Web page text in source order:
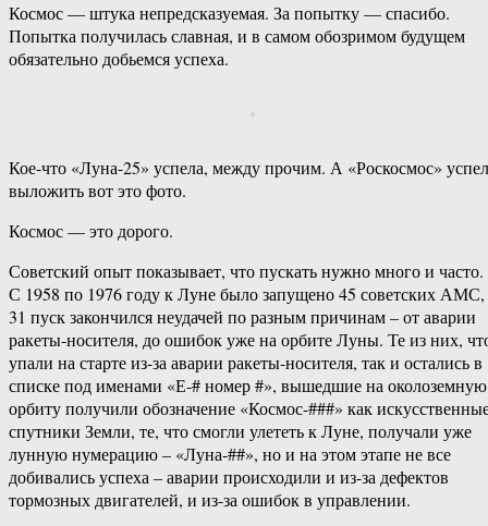
Космос — штука непредсказуемая. За попытку — спасибо.
Попытка получилась славная, и в самом обозримом будущем
обязательно добьемся успеха.
Кое-что «Луна-25» успела, между прочим. А «Роскосмос» успел
выложить вот это фото.
Космос — это дорого.
Советский опыт показывает, что пускать нужно много и часто.
С 1958 по 1976 году к Луне было запущено 45 советских АМС,
31 пуск закончился неудачей по разным причинам – от аварии
ракеты-носителя, до ошибок уже на орбите Луны. Те из них,
упали на старте из-за аварии ракеты-носителя, так и остались в
списке под именами «Е-# номер #», вышедшие на околоземную
орбиту получили обозначение «Космос-###» как
спутники Земли, те, что смогли улететь к Луне, получали уже
лунную нумерацию – «Луна-##», но и на этом этапе не все
добивались успеха – аварии происходили и из-за дефектов
тормозных двигателей, и из-за ошибок в управлении.